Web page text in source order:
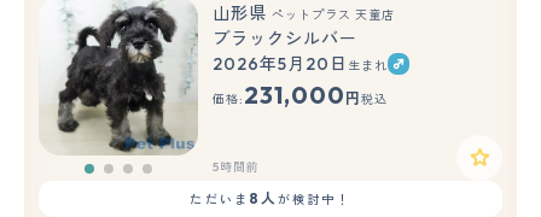
山形県 ペットプラス 天童店
ブラックシルバー
2026年5月20日 生まれ
価格: 231,000 円 税込
5時間前
ただいま 8人が検討中！